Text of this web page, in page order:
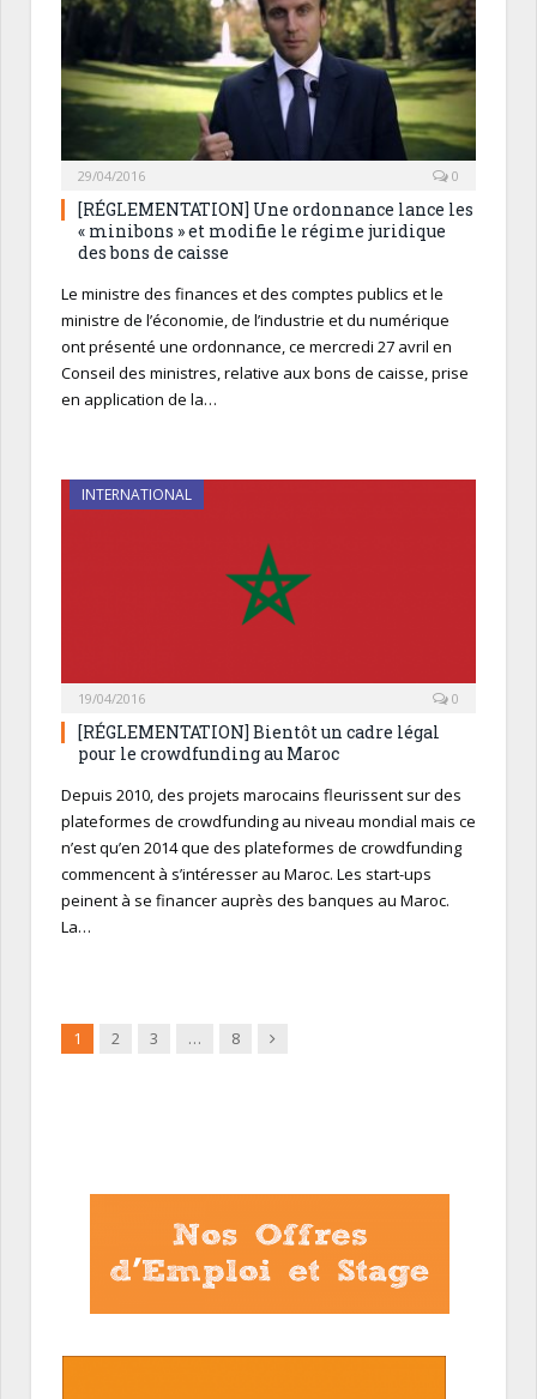
29/04/2016 0
[RÉGLEMENTATION] Une ordonnance lance les
« minibons » et modifie le régime juridique
des bons de caisse
Le ministre des finances et des comptes publics et le
ministre de l’économie, de l’industrie et du numérique
ont présenté une ordonnance, ce mercredi 27 avril en
Conseil des ministres, relative aux bons de caisse, prise
en application de la…
INTERNATIONAL
19/04/2016 0
[RÉGLEMENTATION] Bientôt un cadre légal
pour le crowdfunding au Maroc
Depuis 2010, des projets marocains fleurissent sur des
plateformes de crowdfunding au niveau mondial mais ce
n’est qu’en 2014 que des plateformes de crowdfunding
commencent à s’intéresser au Maroc. Les start-ups
peinent à se financer auprès des banques au Maroc.
La…
1 2 3 … 8 Suivant